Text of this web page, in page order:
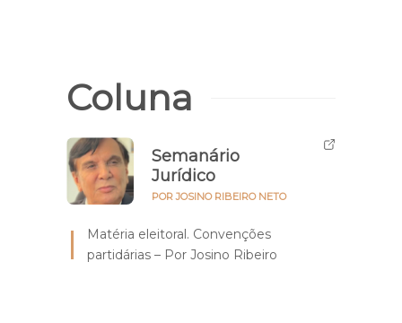
Coluna
Semanário
Jurídico
POR JOSINO RIBEIRO NETO
Matéria eleitoral. Convenções
partidárias – Por Josino Ribeiro